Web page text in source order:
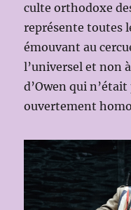
culte orthodoxe
représente toutes
émouvant au
l’universel et non
d’Owen qui
ouvertement